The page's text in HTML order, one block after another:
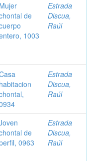
Mujer
de
1003
Estrada
Discua,
Raúl
habitacion
Estrada
Discua,
Raúl
de
0963
Estrada
Discua,
Raúl